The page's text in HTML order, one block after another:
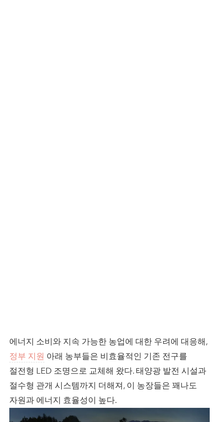
에너지 소비와 지속 가능한 농업에 대한 우려에 대응해,
정부 지원 아래 농부들은 비효율적인 기존 전구를
절전형 LED 조명으로 교체해 왔다. 태양광 발전 시설과
절수형 관개 시스템까지 더해져, 이 농장들은 꽤나도
자원과 에너지 효율성이 높다.